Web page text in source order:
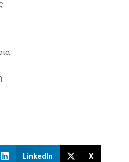
LinkedIn X